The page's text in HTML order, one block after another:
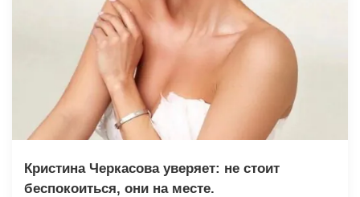
Кристина Черкасова уверяет: не стоит
беспокоиться, они на месте.